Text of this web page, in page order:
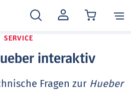
MEIN
KONTO
SERVICE
interaktiv
Fragen zur Hueber